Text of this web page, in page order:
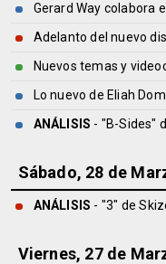
Gerard Way colabora
Adelanto del nuevo
Nuevos temas y
Lo nuevo de Eliah
ANÁLISIS - "B-Sides"
Sábado, 28 de
ANÁLISIS - "3" de
Viernes, 27 de